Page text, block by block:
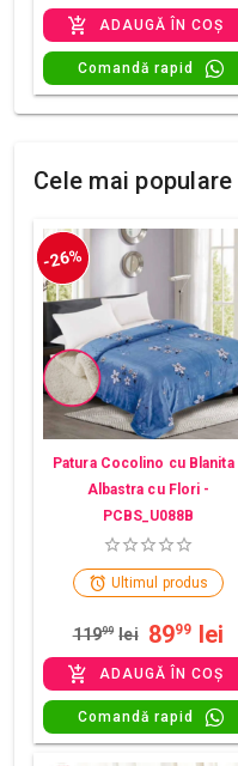
ADAUGĂ ÎN COȘ
Comandă rapid
Cele mai
-26%
Patura Cocolino cu Blanita
Albastra cu Flori -
PCBS_U088B
Ultimul produs
11999 lei 8999 lei
ADAUGĂ ÎN COȘ
Comandă rapid